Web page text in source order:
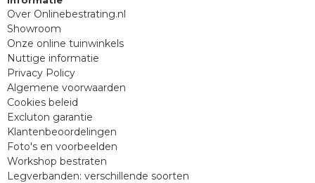
Over Onlinebestrating.nl
Showroom
Onze online tuinwinkels
Nuttige informatie
Privacy Policy
Algemene voorwaarden
Cookies beleid
Excluton garantie
Klantenbeoordelingen
Foto's en voorbeelden
Workshop bestraten
Legverbanden: verschillende soorten